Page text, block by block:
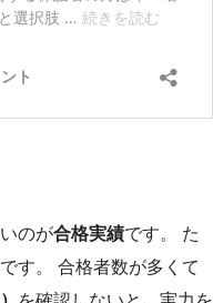
のが合格実績です。 た
す。 合格者数が多くて